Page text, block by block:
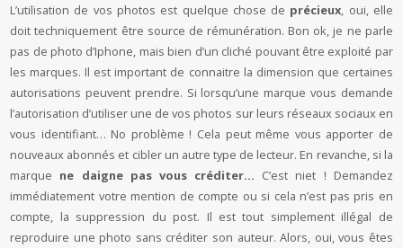
L’utilisation de vos photos est quelque chose de précieux , oui, elle
doit techniquement être source de rémunération. Bon ok, je ne parle
pas de photo d’Iphone, mais bien d’un cliché pouvant être exploité par
les marques. Il est important de connaitre la dimension que certaines
autorisations peuvent prendre. Si lorsqu’une marque vous demande
l’autorisation d’utiliser une de vos photos sur leurs réseaux sociaux en
vous identifiant… No problème ! Cela peut même vous apporter de
nouveaux abonnés et cibler un autre type de lecteur. En revanche, si la
marque ne daigne pas vous créditer… C’est niet ! Demandez
immédiatement votre mention de compte ou si cela n’est pas pris en
compte, la suppression du post. Il est tout simplement illégal de
reproduire une photo sans créditer son auteur. Alors, oui, vous êtes